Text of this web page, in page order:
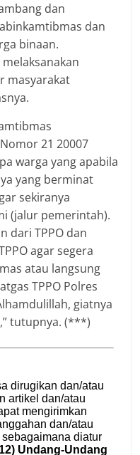
dan
dan
binaan.
masyarakat
21 20007
warga yang apabila
yang berminat
sekiranya
(jalur pemerintah).
dari TPPO dan
agar segera
atau langsung
TPPO Polres
giatnya
tutupnya. (***)